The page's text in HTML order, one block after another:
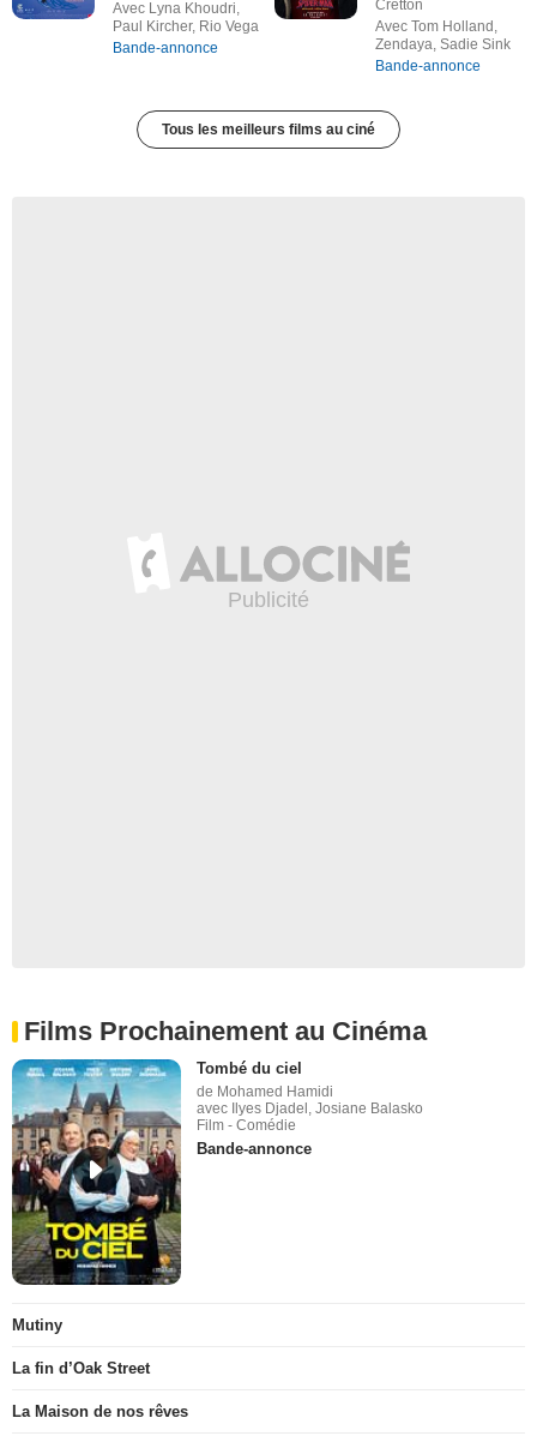
Avec Lyna Khoudri,
Paul Kircher, Rio Vega
Bande-annonce
Cretton
Avec Tom Holland,
Zendaya, Sadie Sink
Bande-annonce
Tous les meilleurs films au ciné
Films Prochainement au Cinéma
Tombé du ciel
de Mohamed Hamidi
avec Ilyes Djadel, Josiane Balasko
Film - Comédie
Bande-annonce
Mutiny
La fin d’Oak Street
La Maison de nos rêves